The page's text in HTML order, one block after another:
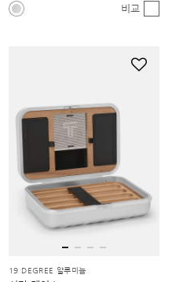
비교
19 DEGREE 알루미늄